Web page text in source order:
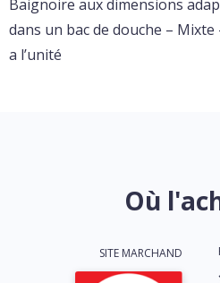
Baignoire aux dimensions
dans un bac de douche – Mixte
a l’unité
Où
SITE MARCHAND